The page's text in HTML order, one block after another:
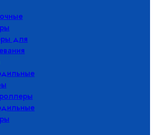
для